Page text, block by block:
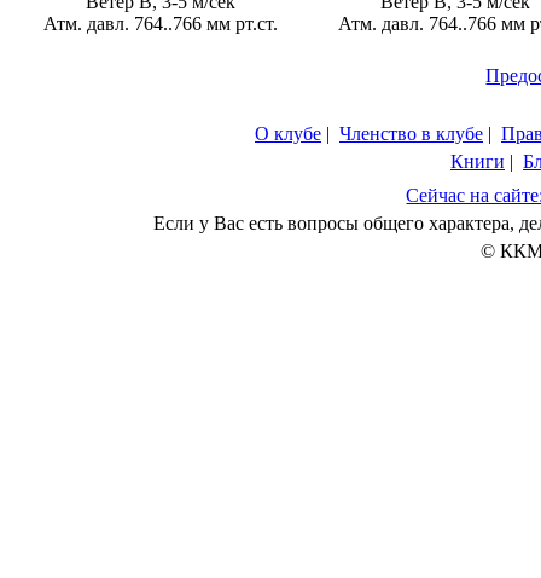
Атм. давл. 764..766 мм рт.ст.
Атм. давл. 764..766 мм
О клубе | Членство в клубе |
Книги |
Сейчас на
Если у Вас есть вопросы общего характера,
© ККМ